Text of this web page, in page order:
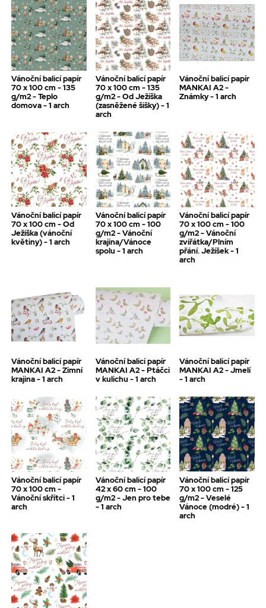
Vánoční balicí papír
70 x 100 cm - 135
g/m2 - Teplo
domova - 1 arch
Vánoční balicí papír
70 x 100 cm - 135
g/m2 - Od Ježíška
(zasněžené šišky) - 1
arch
Vánoční balicí papír
MANKAI A2 -
Známky - 1 arch
Vánoční balicí papír
70 x 100 cm - Od
Ježíška (vánoční
květiny) - 1 arch
Vánoční balicí papír
70 x 100 cm - 100
g/m2 - Vánoční
krajina/Vánoce
spolu - 1 arch
Vánoční balicí papír
70 x 100 cm - 100
g/m2 - Vánoční
zvířátka/Plním
přání. Ježíšek - 1
arch
Vánoční balicí papír
MANKAI A2 - Zimní
krajina - 1 arch
Vánoční balicí papír
MANKAI A2 - Ptáčci
v kulichu - 1 arch
Vánoční balicí papír
MANKAI A2 - Jmelí
- 1 arch
Vánoční balicí papír
70 x 100 cm -
Vánoční skřítci - 1
arch
Vánoční balicí papír
42 x 60 cm - 100
g/m2 - Jen pro tebe
- 1 arch
Vánoční balicí papír
70 x 100 cm - 125
g/m2 - Veselé
Vánoce (modré) - 1
arch